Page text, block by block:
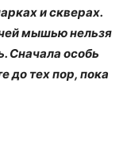
и скверах.
мышью нельзя
Сначала особь
до тех пор, пока